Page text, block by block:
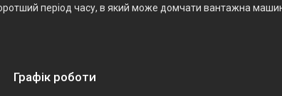
період часу, в який може домчати вантажна
Графік роботи